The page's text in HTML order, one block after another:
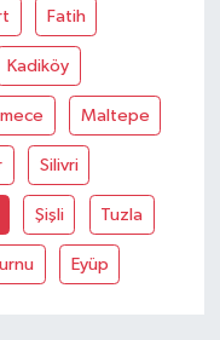
Fatih
Kadiköy
Maltepe
Silivri
Şişli Tuzla
Eyüp